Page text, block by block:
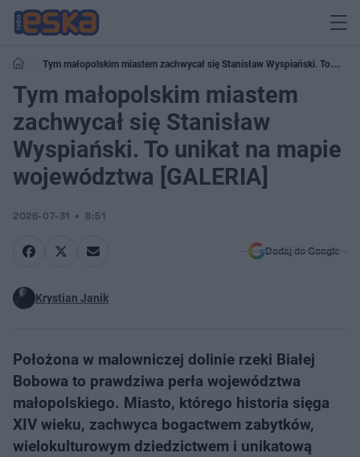
Tym małopolskim miastem zachwycał się Stanisław Wyspiański. To
unikat na mapie województwa [GALERIA]
Tym małopolskim miastem
zachwycał się Stanisław
Wyspiański. To unikat na mapie
województwa [GALERIA]
2026-07-31 8:51
Dodaj do Google
Krystian Janik
Położona w malowniczej dolinie rzeki Białej
Bobowa to prawdziwa perła województwa
małopolskiego. Miasto, którego historia sięga
XIV wieku, zachwyca bogactwem zabytków,
wielokulturowym dziedzictwem i unikatową